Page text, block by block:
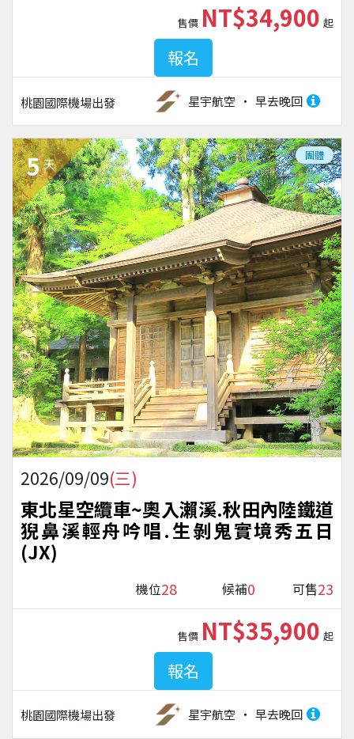
桃園國際機場出發 星宇航空 早去晚回
售價 NT$34,900 起
報名
5 天
團體
2026/09/09(三)
東北星空纜車~奧入瀨溪.秋田內陸鐵道
猊鼻溪輕舟吟唱.生剝鬼實境秀五日
(JX)
機位28 候補0 可售23
桃園國際機場出發 星宇航空 早去晚回
售價 NT$35,900 起
報名